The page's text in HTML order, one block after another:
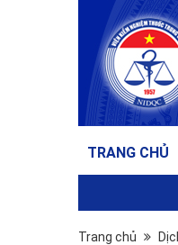
TRANG CHỦ
Trang chủ